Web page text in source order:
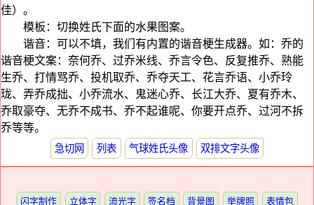
佳）。
模板：切换姓氏下面的水果图案。
谐音：可以不填，我们有内置的谐音梗生成器。如：乔的
谐音梗文案：奈何乔、过乔米线、乔言令色、反复推乔、熟能
生乔、打情骂乔、投机取乔、乔夺天工、花言乔语、小乔玲
珑、弄乔成拙、小乔流水、鬼迷心乔、长江大乔、夏有乔木、
乔取豪夺、无乔不成书、乔不起谁呢、你要开点乔、过河不拆
乔等等。
急切网 列表 气球姓氏头像 双排文字头像
闪字制作 立体字 流光字 签名档 背景图 举牌照 表情包